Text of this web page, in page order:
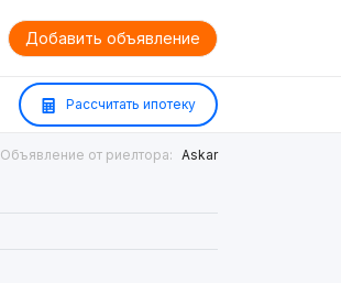
Добавить объявление
Рассчитать ипотеку
Объявление от риелтора: Askar